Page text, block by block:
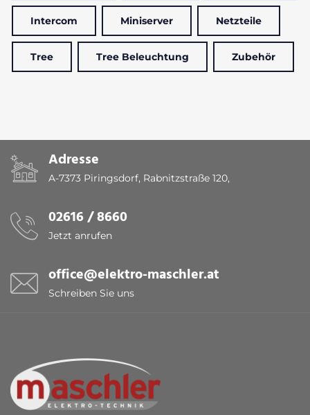
Intercom Miniserver Netzteile
Tree Tree Beleuchtung Zubehör
Adresse
A-7373 Piringsdorf, Rabnitzstraße 120,
02616 / 8660
Jetzt anrufen
office@elektro-maschler.at
Schreiben Sie uns